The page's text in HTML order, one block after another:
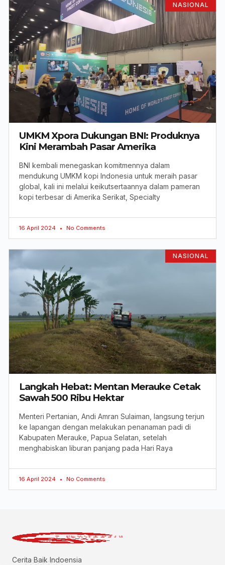
NASIONAL
UMKM Xpora Dukungan BNI: Produknya
Kini Merambah Pasar Amerika
BNI kembali menegaskan komitmennya dalam
mendukung UMKM kopi Indonesia untuk meraih pasar
global, kali ini melalui keikutsertaannya dalam pameran
kopi terbesar di Amerika Serikat, Specialty
16 April 2024 No Comments
NASIONAL
Langkah Hebat: Mentan Merauke Cetak
Sawah 500 Ribu Hektar
Menteri Pertanian, Andi Amran Sulaiman, langsung terjun
ke lapangan dengan melakukan penanaman padi di
Kabupaten Merauke, Papua Selatan, setelah
menghabiskan liburan panjang pada Hari Raya
16 April 2024 No Comments
Cerita Baik Indoensia